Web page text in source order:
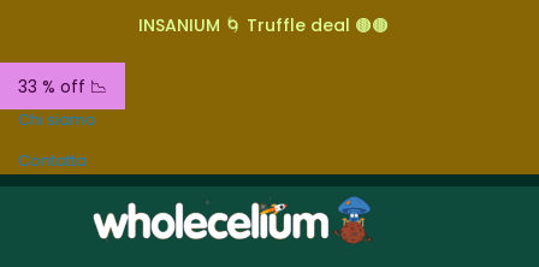
INSANIUM 🌀 Truffle deal 🟤🟤
33 % off 📉
Chi siamo
Contatta